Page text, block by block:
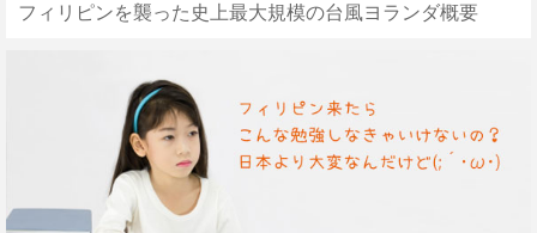
フィリピンを襲った史上最大規模の台風ヨランダ概要